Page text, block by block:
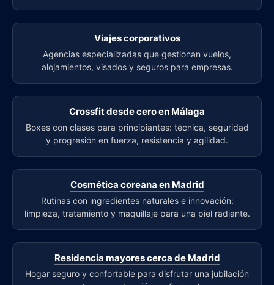
Viajes corporativos
Agencias especializadas que gestionan vuelos,
alojamientos, visados y seguros para empresas.
Crossfit desde cero en Málaga
Boxes con clases para principiantes: técnica, seguridad
y progresión en fuerza, resistencia y agilidad.
Cosmética coreana en Madrid
Rutinas con ingredientes naturales e innovación:
limpieza, tratamiento y maquillaje para una piel radiante.
Residencia mayores cerca de Madrid
Hogar seguro y confortable para disfrutar una jubilación